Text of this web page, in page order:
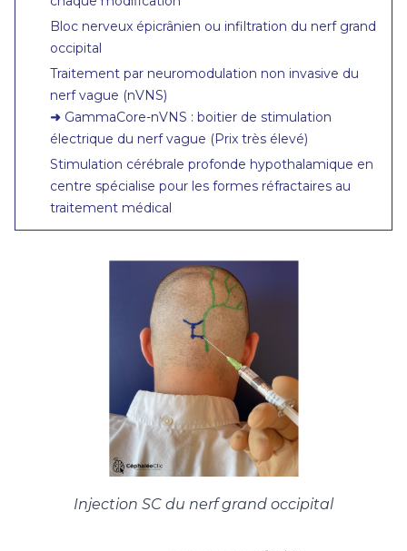
Bloc nerveux épicrânien ou infiltration du nerf grand
occipital
Traitement par neuromodulation non invasive du
nerf vague (nVNS)
➜ GammaCore-nVNS : boitier de stimulation
électrique du nerf vague (Prix très élevé)
Stimulation cérébrale profonde hypothalamique en
centre spécialise pour les formes réfractaires au
traitement médical
Injection SC du nerf grand occipital